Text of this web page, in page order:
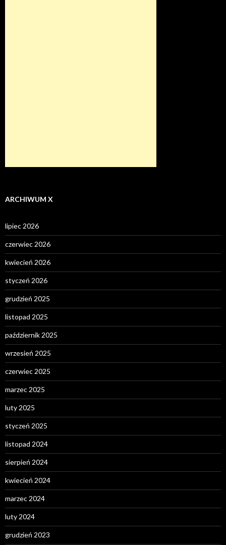
ARCHIWUM X
lipiec 2026
czerwiec 2026
kwiecień 2026
styczeń 2026
grudzień 2025
listopad 2025
październik 2025
wrzesień 2025
czerwiec 2025
marzec 2025
luty 2025
styczeń 2025
listopad 2024
sierpień 2024
kwiecień 2024
marzec 2024
luty 2024
grudzień 2023